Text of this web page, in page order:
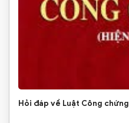
Hỏi đáp về Luật Công chứng